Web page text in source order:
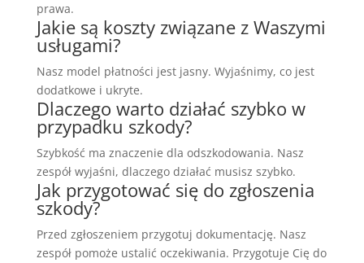
prawa.
Jakie są koszty związane z Waszymi
usługami?
Nasz model płatności jest jasny. Wyjaśnimy, co jest
dodatkowe i ukryte.
Dlaczego warto działać szybko w
przypadku szkody?
Szybkość ma znaczenie dla odszkodowania. Nasz
zespół wyjaśni, dlaczego działać musisz szybko.
Jak przygotować się do zgłoszenia
szkody?
Przed zgłoszeniem przygotuj dokumentację. Nasz
zespół pomoże ustalić oczekiwania. Przygotuje Cię do